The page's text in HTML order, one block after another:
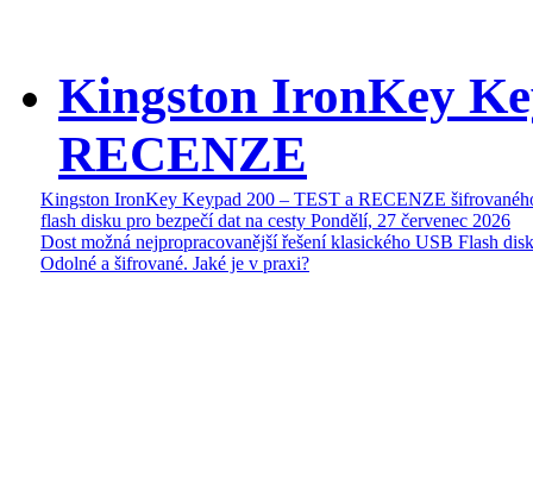
Kingston IronKey
RECENZE
Kingston IronKey Keypad 200 – TEST a RECENZE
flash disku pro bezpečí dat na cesty Pondělí, 27 červenec 2026
Dost možná nejpropracovanější řešení klasického USB Flash
Odolné a šifrované. Jaké je v praxi?